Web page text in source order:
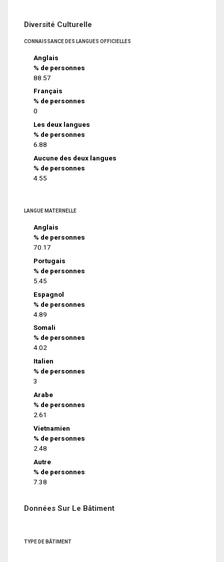
Diversité Culturelle
CONNAISSANCE DES LANGUES OFFICIELLES
Anglais
% de personnes
88.57
Français
% de personnes
0
Les deux langues
% de personnes
6.88
Aucune des deux langues
% de personnes
4.55
LANGUE MATERNELLE
Anglais
% de personnes
70.17
Portugais
% de personnes
5.45
Espagnol
% de personnes
4.89
Somali
% de personnes
4.02
Italien
% de personnes
3
Arabe
% de personnes
2.61
Vietnamien
% de personnes
2.48
Autre
% de personnes
7.38
Données Sur Le Bâtiment
TYPE DE BÂTIMENT